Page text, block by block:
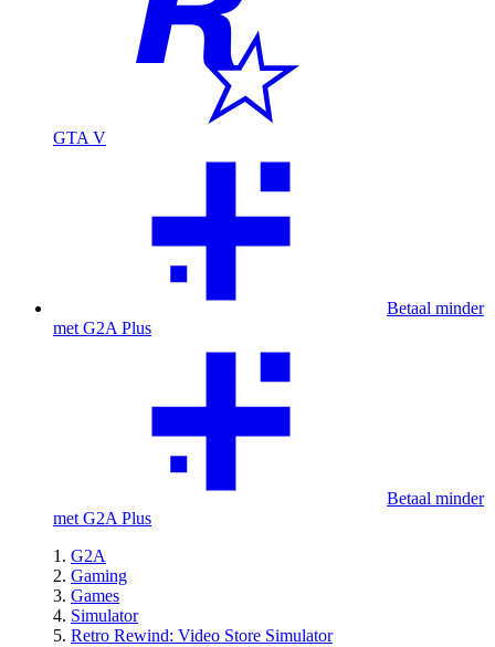
GTA V
Betaal minder
met G2A Plus
Betaal minder
met G2A Plus
G2A
Gaming
Games
Simulator
Retro Rewind: Video Store Simulator